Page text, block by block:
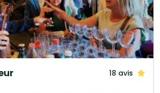
18 avis